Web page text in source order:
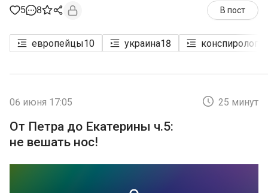
5 8 В пост
европейцы10 украина18 конспирология
06 июня 17:05 25 минут
От Петра до Екатерины ч.5:
не вешать нос!